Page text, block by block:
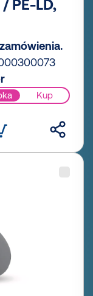
PE-LD,
Kup